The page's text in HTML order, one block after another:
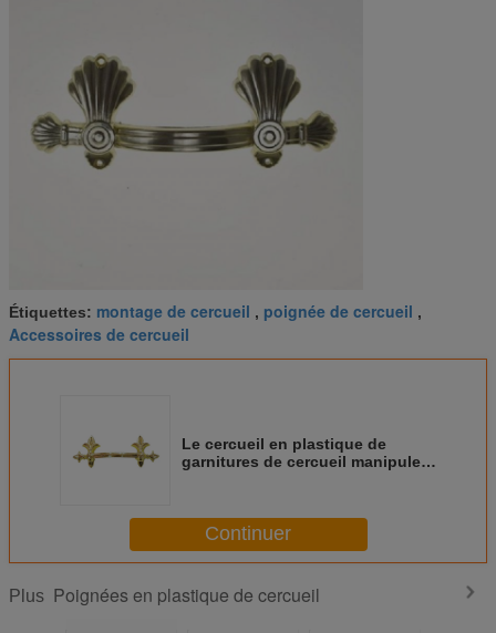
Étiquettes: montage de cercueil , poignée de cercueil ,
Accessoires de cercueil
Le cercueil en plastique de
garnitures de cercueil manipule
Continuer
Plus Poignées en plastique de cercueil